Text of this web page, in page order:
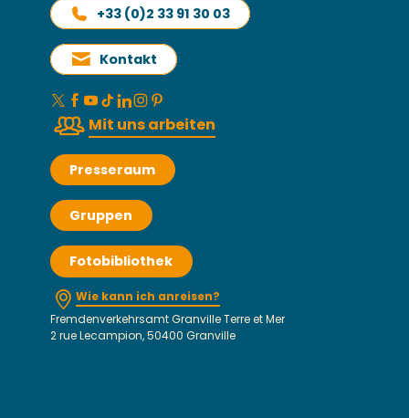
+33 (0)2 33 91 30 03
Kontakt
Mit uns arbeiten
Presseraum
Gruppen
Fotobibliothek
Wie kann ich anreisen?
Fremdenverkehrsamt Granville Terre et Mer
2 rue Lecampion, 50400 Granville